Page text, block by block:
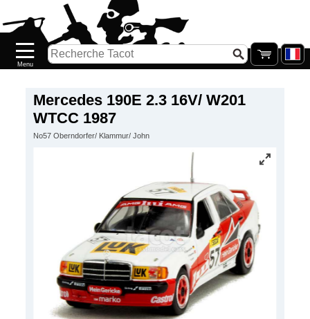
Mercedes 190E 2.3 16V/ W201
WTCC 1987
No57 Oberndorfer/ Klammur/ John
Nouveautés
Catalogue/Stock
PETITS